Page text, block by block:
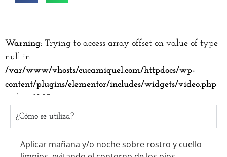
Warning: Trying to access array offset on value of type
null in
/var/www/vhosts/cucamiquel.com/httpdocs/wp-
content/plugins/elementor/includes/widgets/video.php
¿Cómo se utiliza?
Aplicar mañana y/o noche sobre rostro y cuello